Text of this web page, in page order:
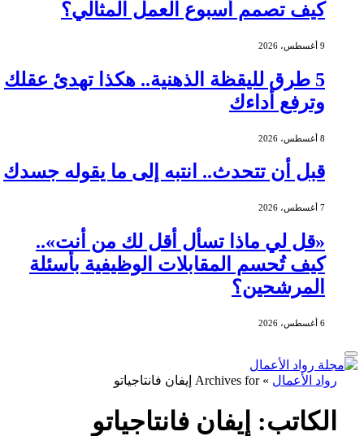
كيف تصمم أسبوع العمل المثالي؟
9 أغسطس، 2026
5 طرق لليقظة الذهنية.. هكذا تهدئ عقلك
وترفع أداءك
8 أغسطس، 2026
قبل أن تتحدث.. انتبه إلى ما يقوله جسدك
7 أغسطس، 2026
«قل لي ماذا تسأل أقل لك من أنت»..
كيف تُحسم المقابلات الوظيفية بأسئلة
المرشحين؟
6 أغسطس، 2026
رواد الأعمال» Archives for إيفان فانتاجياتو
الكاتب: إيفان فانتاجياتو